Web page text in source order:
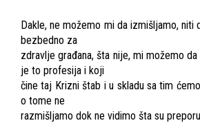
Dakle, ne možemo mi da izmišljamo, niti
bezbedno za
zdravlje građana, šta nije, mi možemo
je to profesija i koji
čine taj Krizni štab i u skladu sa tim
o tome ne
razmišljamo dok ne vidimo šta su